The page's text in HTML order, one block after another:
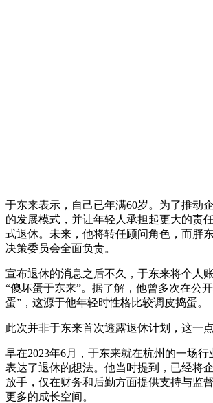
于东来表示，自己已年满60岁。为了推动
的发展模式，并让年轻人承担起更大的责
式退休。未来，他将转任顾问角色，而胖
决策委员会全面负责。
宣布退休的消息之后不久，于东来将个人
“傻坏蛋于东来”。据了解，他曾多次在公
蛋”，这源于他年轻时性格比较调皮捣蛋。
此次并非于东来首次透露退休计划，这一点
早在2023年6月，于东来就在杭州的一场
表达了退休的想法。他当时提到，已经将
放手，仅在财务和后勤方面提供支持与监
更多的成长空间。